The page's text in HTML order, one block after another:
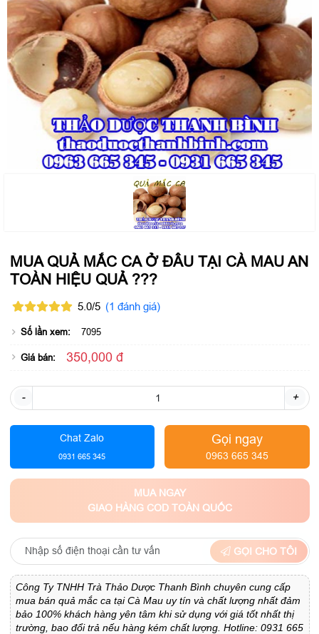
MUA QUẢ MẮC CA Ở ĐÂU TẠI CÀ MAU AN
TOÀN HIỆU QUẢ ???
5.0/5 (1 đánh giá)
Số lần xem: 7095
Giá bán: 350,000 đ
- +
Chat Zalo
0931 665 345
Gọi ngay
0963 665 345
MUA NGAY
GIAO HÀNG COD TOÀN QUỐC
GỌI CHO TÔI
Công Ty TNHH Trà Thảo Dược Thanh Bình chuyên cung cấp
mua bán quả mắc ca tại Cà Mau uy tín và chất lượng nhất đảm
bảo 100% khách hàng yên tâm khi sử dụng với giá tốt nhất thị
trường, bao đổi trả nếu hàng kém chất lượng. Hotline: 0931 665